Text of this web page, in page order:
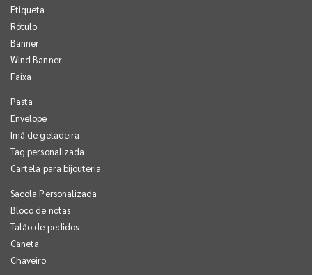
Etiqueta
Rótulo
Banner
Wind Banner
Faixa
Pasta
Envelope
Imã de geladeira
Tag personalizada
Cartela para bijouteria
Sacola Personalizada
Bloco de notas
Talão de pedidos
Caneta
Chaveiro